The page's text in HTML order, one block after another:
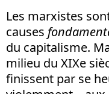
Les marxistes
causes
du capitalisme.
milieu du XIXe
finissent par se